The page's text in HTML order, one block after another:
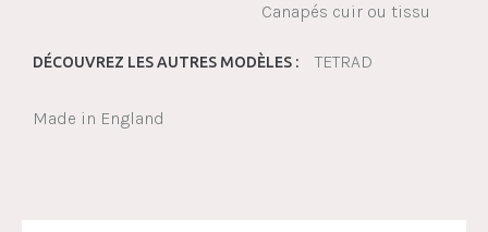
Canapés cuir ou tissu
DÉCOUVREZ LES AUTRES MODÈLES : TETRAD
Made in England